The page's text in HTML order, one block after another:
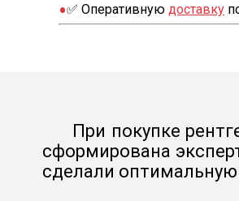
✅ Оперативную доставку
При покупке
сформирована
сделали